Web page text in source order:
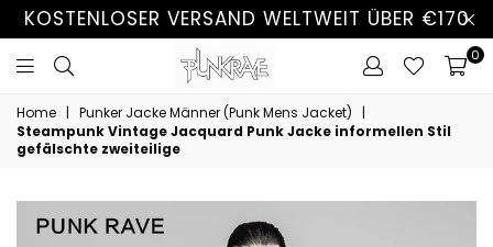
KOSTENLOSER VERSAND WELTWEIT ÜBER €170
0
Home | Punker Jacke Männer (Punk Mens Jacket)
|
Steampunk Vintage Jacquard Punk Jacke informellen Stil
gefälschte zweiteilige